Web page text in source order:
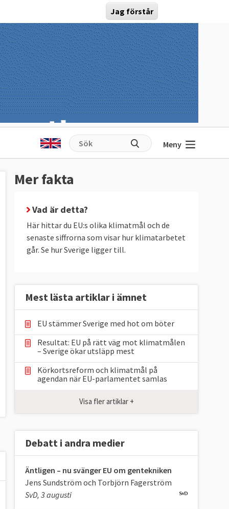
Jag förstår
Meny
Mer fakta
Vad är detta?
Här hittar du EU:s olika klimatmål och de
senaste siffrorna som visar hur klimatarbetet
går. Se hur Sverige ligger till.
Mest lästa artiklar i ämnet
EU stämmer Sverige med hot om böter
Resultat: EU på rätt väg mot klimatmålen
– Sverige ökar utsläpp mest
Körkortsreform och klimatmål på
agendan när EU-parlamentet samlas
Visa fler artiklar +
Debatt i andra medier
Äntligen – nu svänger EU om gentekniken
Jens Sundström och Torbjörn Fagerström
SvD, 3 augusti